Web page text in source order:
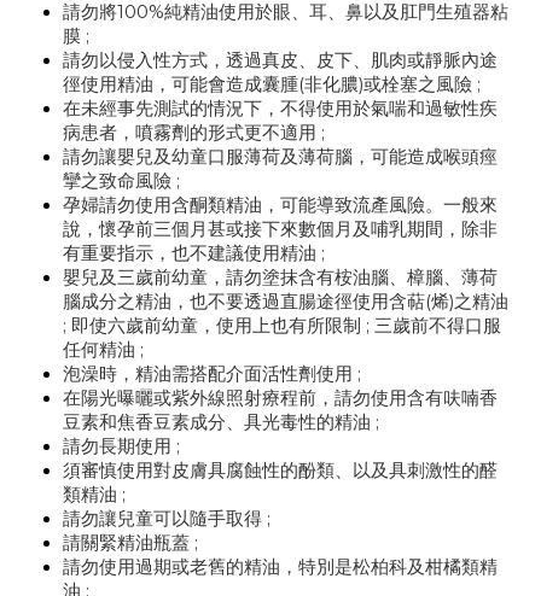
請勿將100%純精油使用於眼、耳、鼻以及肛門生殖器粘
膜 ;
請勿以侵入性方式，透過真皮、皮下、肌肉或靜脈內途
徑使用精油，可能會造成囊腫(非化膿)或栓塞之風險 ;
在未經事先測試的情況下，不得使用於氣喘和過敏性疾
病患者，噴霧劑的形式更不適用 ;
請勿讓嬰兒及幼童口服薄荷及薄荷腦，可能造成喉頭痙
攣之致命風險 ;
孕婦請勿使用含酮類精油，可能導致流產風險。一般來
說，懷孕前三個月甚或接下來數個月及哺乳期間，除非
有重要指示，也不建議使用精油 ;
嬰兒及三歲前幼童，請勿塗抹含有桉油腦、樟腦、薄荷
腦成分之精油，也不要透過直腸途徑使用含萜(烯)之精油
; 即使六歲前幼童，使用上也有所限制 ; 三歲前不得口服
任何精油 ;
泡澡時，精油需搭配介面活性劑使用 ;
在陽光曝曬或紫外線照射療程前，請勿使用含有呋喃香
豆素和焦香豆素成分、具光毒性的精油 ;
請勿長期使用 ;
須審慎使用對皮膚具腐蝕性的酚類、以及具刺激性的醛
類精油 ;
請勿讓兒童可以隨手取得 ;
請關緊精油瓶蓋 ;
請勿使用過期或老舊的精油，特別是松柏科及柑橘類精
油 ;